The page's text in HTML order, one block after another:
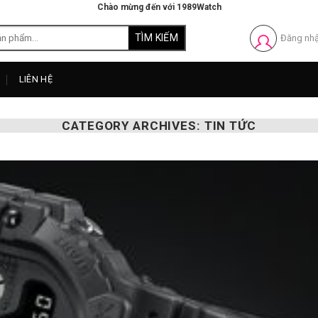
Chào mừng đến với 1989Watch
Đăng
LIÊN HỆ
CATEGORY ARCHIVES: TIN TỨC